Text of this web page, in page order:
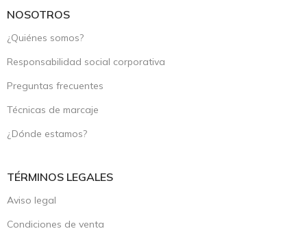
NOSOTROS
¿Quiénes somos?
Responsabilidad social corporativa
Preguntas frecuentes
Técnicas de marcaje
¿Dónde estamos?
TÉRMINOS LEGALES
Aviso legal
Condiciones de venta